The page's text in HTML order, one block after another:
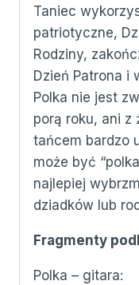
Taniec
patriotyczne,
Rodziny,
Dzień Patrona i
Polka nie jest
porą roku, ani z
tańcem bardzo
może być
najlepiej
dziadków lub
Fragmenty
Polka – gitara: